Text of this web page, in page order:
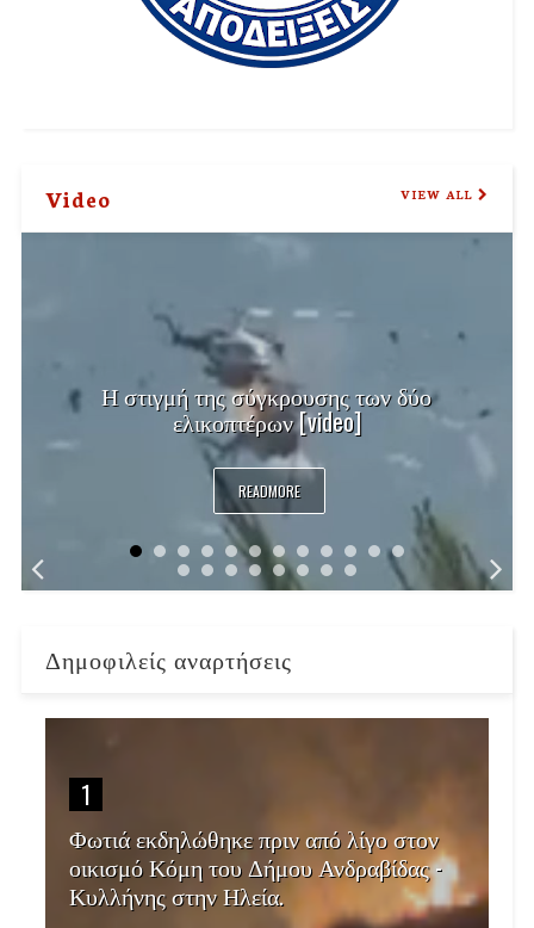
Video VIEW ALL
Η στιγμή της σύγκρουσης των δύο
ελικοπτέρων [video]
READMORE
Δημοφιλείς αναρτήσεις
1
Φωτιά εκδηλώθηκε πριν από λίγο στον
οικισμό Κόμη του Δήμου Ανδραβίδας -
Κυλλήνης στην Ηλεία.